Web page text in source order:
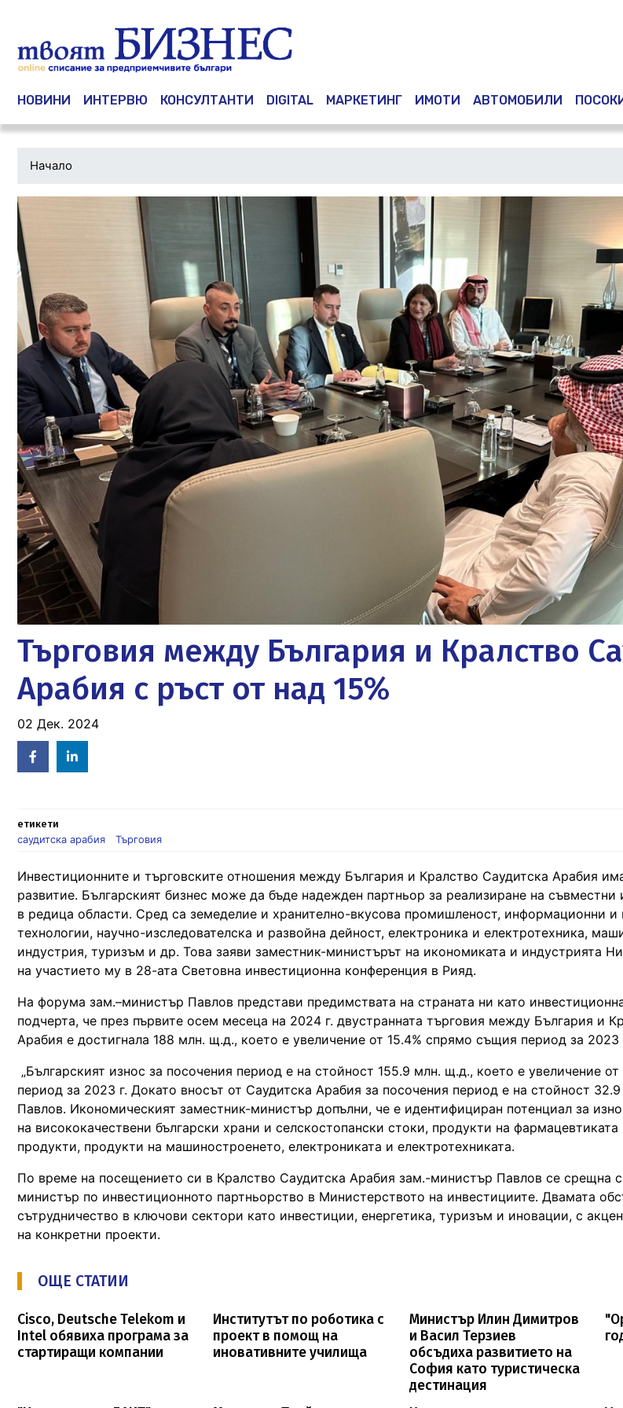
Main navigation
НОВИНИ ИНТЕРВЮ КОНСУЛТАНТИ DIGITAL МАРКЕТИНГ ИМОТИ АВТОМОБИЛИ
Начало
Водеща
снимка
Търговия между България и Кралство
Арабия с ръст от над 15%
02 Дек. 2024
Facebook
in
етикети
саудитска арабия
Търговия
Инвестиционните и търговските отношения между България и Кралство Саудитска Арабия
развитие. Българският бизнес може да бъде надежден партньор за реализиране на съвместни
в редица области. Сред са земеделие и хранително-вкусова промишленост, информационни и
технологии, научно-изследователска и развойна дейност, електроника и електротехника,
индустрия, туризъм и др. Това заяви заместник-министърът на икономиката и индустрията
на участието му в 28-ата Световна инвестиционна конференция в Рияд.
На форума зам.–министър Павлов представи предимствата на страната ни като
подчерта, че през първите осем месеца на 2024 г. двустранната търговия между България и
Арабия e достигнала 188 млн. щ.д., което е увеличение от 15.4% спрямо същия период за 2023
„Българският износ за посочения период е на стойност 155.9 млн. щ.д., което е увеличение
период за 2023 г. Докато вносът от Саудитска Арабия за посочения период е на стойност
Павлов. Икономическият заместник-министър допълни, че е идентифициран потенциал за
на висококачествени български храни и селскостопански стоки, продукти на
продукти, продукти на машиностроенето, електрониката и електротехниката.
По време на посещението си в Кралство Саудитска Арабия зам.-министър Павлов се срещна
министър по инвестиционното партньорство в Министерството на инвестициите. Двамата
сътрудничество в ключови сектори като инвестиции, енергетика, туризъм и иновации, с
на конкретни проекти.
ОЩЕ СТАТИИ
Cisco, Deutsche Telekom и
Intel обявиха програма за
стартиращи компании
Институтът по роботика с
проект в помощ на
иновативните училища
Министър Илин Димитров
и Васил Терзиев
обсъдиха развитието на
София като туристическа
дестинация